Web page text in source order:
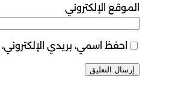
الموقع الإلكتروني
احفظ اسمي، بريدي